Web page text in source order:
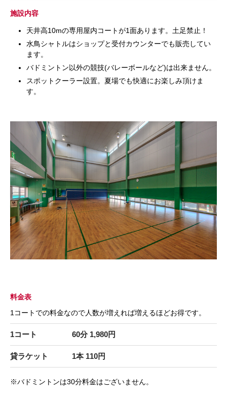
施設内容
天井高10mの専用屋内コートが1面あります。土足禁止！
水鳥シャトルはショップと受付カウンターでも販売してい
ます。
バドミントン以外の競技(バレーボールなど)は出来ません。
スポットクーラー設置。夏場でも快適にお楽しみ頂けま
す。
料金表
1コートでの料金なので人数が増えれば増えるほどお得です。
1コート 60分 1,980円
貸ラケット 1本 110円
※バドミントンは30分料金はございません。